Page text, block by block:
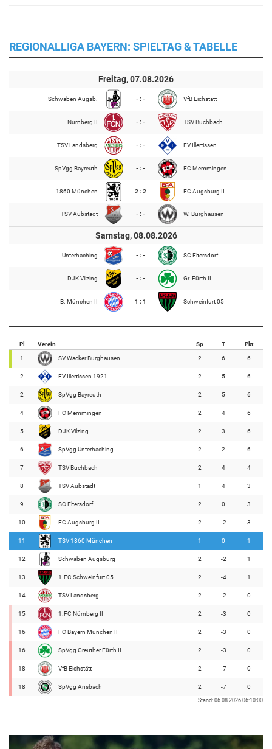
REGIONALLIGA BAYERN: SPIELTAG & TABELLE
Freitag, 07.08.2026
Schwaben Augsb. - : - VfB Eichstätt
Nürnberg II - : - TSV Buchbach
TSV Landsberg - : - FV Illertissen
SpVgg Bayreuth - : - FC Memmingen
1860 München 2 : 2 FC Augsburg II
TSV Aubstadt - : - W. Burghausen
Samstag, 08.08.2026
Unterhaching - : - SC Eltersdorf
DJK Vilzing - : - Gr. Fürth II
B. München II 1 : 1 Schweinfurt 05
Pl Verein Sp T Pkt
1 SV Wacker Burghausen 2 6 6
2 FV Illertissen 1921 2 5 6
2 SpVgg Bayreuth 2 5 6
4 FC Memmingen 2 4 6
5 DJK Vilzing 2 3 6
6 SpVgg Unterhaching 2 2 6
7 TSV Buchbach 2 4 4
8 TSV Aubstadt 1 4 3
9 SC Eltersdorf 2 0 3
10 FC Augsburg II 2 -2 3
11 TSV 1860 München 1 0 1
12 Schwaben Augsburg 2 -2 1
13 1.FC Schweinfurt 05 2 -4 1
14 TSV Landsberg 2 -2 0
15 1.FC Nürnberg II 2 -3 0
16 FC Bayern München II 2 -3 0
16 SpVgg Greuther Fürth II 2 -3 0
18 VfB Eichstätt 2 -7 0
18 SpVgg Ansbach 2 -7 0
Stand: 06.08.2026 06:10:00